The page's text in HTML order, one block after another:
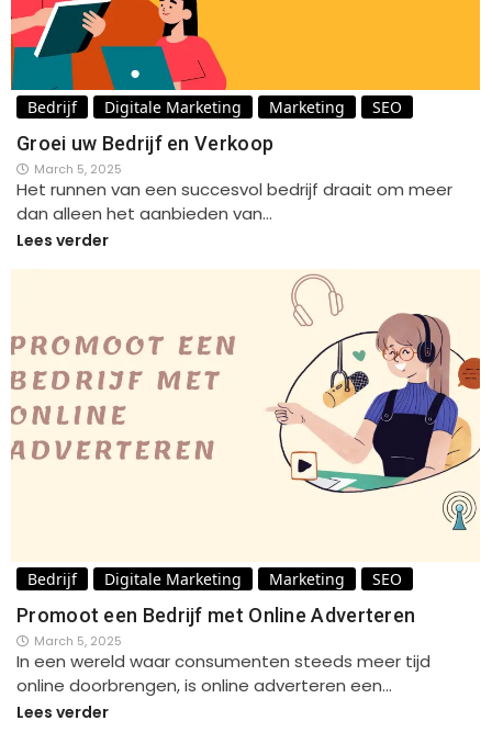
Bedrijf Digitale Marketing Marketing SEO
Groei uw Bedrijf en Verkoop
March 5, 2025
Het runnen van een succesvol bedrijf draait om meer
dan alleen het aanbieden van…
Lees verder
Bedrijf Digitale Marketing Marketing SEO
Promoot een Bedrijf met Online Adverteren
March 5, 2025
In een wereld waar consumenten steeds meer tijd
online doorbrengen, is online adverteren een…
Lees verder